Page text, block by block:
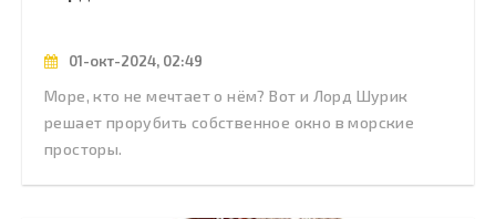
01-окт-2024, 02:49
Море, кто не мечтает о нём? Вот и Лорд Шурик
решает прорубить собственное окно в морские
просторы.